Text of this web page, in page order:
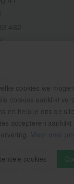
cookies we mogen
cookies aanklikt
en help je ons de
accepteren aanklikt
Meer over
cookies
12.30 en 13.00u
zijn van het